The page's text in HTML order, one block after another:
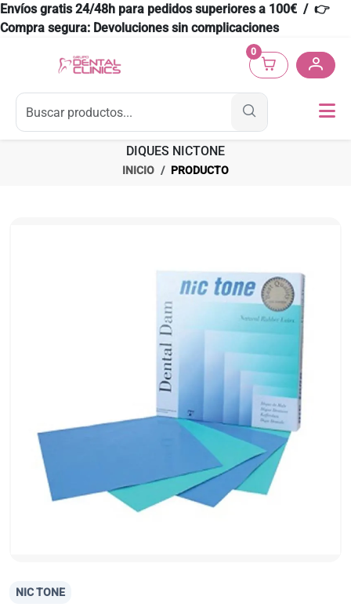
Envíos gratis 24/48h para pedidos superiores a 100€ / 👉
Compra segura: Devoluciones sin complicaciones
0
DIQUES NICTONE
INICIO PRODUCTO
NIC TONE